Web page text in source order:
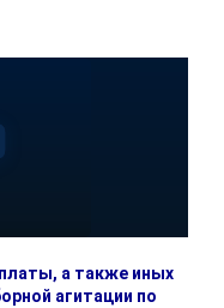
а также иных
агитации по